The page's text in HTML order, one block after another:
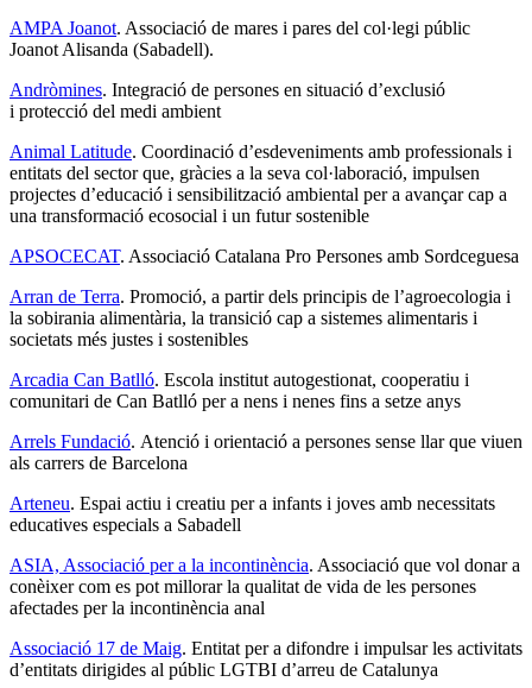
AMPA Joanot. Associació de mares i pares del col·legi públic
Joanot Alisanda (Sabadell).
Andròmines. Integració de persones en situació d’exclusió
i protecció del medi ambient
Animal Latitude. Coordinació d’esdeveniments amb professionals i
entitats del sector que, gràcies a la seva col·laboració, impulsen
projectes d’educació i sensibilització ambiental per a avançar cap a
una transformació ecosocial i un futur sostenible
APSOCECAT. Associació Catalana Pro Persones amb Sordceguesa
Arran de Terra. Promoció, a partir dels principis de l’agroecologia i
la sobirania alimentària, la transició cap a sistemes alimentaris i
societats més justes i sostenibles
Arcadia Can Batlló. Escola institut autogestionat, cooperatiu i
comunitari de Can Batlló per a nens i nenes fins a setze anys
Arrels Fundació. Atenció i orientació a persones sense llar que viuen
als carrers de Barcelona
Arteneu. Espai actiu i creatiu per a infants i joves amb necessitats
educatives especials a Sabadell
ASIA, Associació per a la incontinència. Associació que vol donar a
conèixer com es pot millorar la qualitat de vida de les persones
afectades per la incontinència anal
Associació 17 de Maig. Entitat per a difondre i impulsar les activitats
d’entitats dirigides al públic LGTBI d’arreu de Catalunya